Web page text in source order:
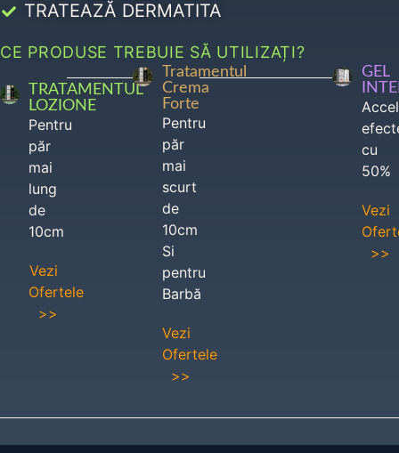
TRATEAZĂ DERMATITA
CE PRODUSE TREBUIE SĂ UTILIZAȚI?
TRATAMENTUL
LOZIONE
Pentru
păr
mai
lung
de
10cm
Vezi
Ofertele
>>
Tratamentul
Crema
Forte
Pentru
păr
mai
scurt
de
10cm
Si
pentru
Barbă
Vezi
Ofertele
>>
GEL
cu
50%
Vezi
>>